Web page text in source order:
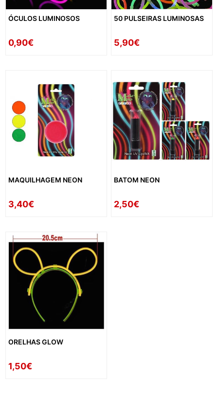
ÓCULOS LUMINOSOS
0,90€
50 PULSEIRAS LUMINOSAS
5,90€
MAQUILHAGEM NEON
3,40€
BATOM NEON
2,50€
ORELHAS GLOW
1,50€